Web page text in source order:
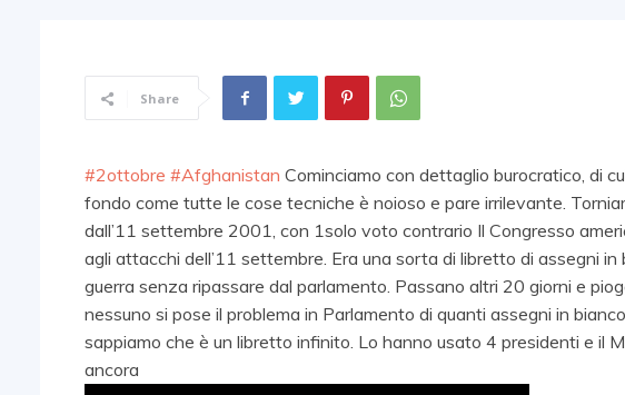
Share
#2ottobre #Afghanistan Cominciamo con dettaglio burocratico, di
fondo come tutte le cose tecniche è noioso e pare irrilevante.
dall’11 settembre 2001, con 1solo voto contrario Il Congresso
agli attacchi dell’11 settembre. Era una sorta di libretto di assegni
guerra senza ripassare dal parlamento. Passano altri 20 giorni e
nessuno si pose il problema in Parlamento di quanti assegni in
sappiamo che è un libretto infinito. Lo hanno usato 4 presidenti e il
ancora